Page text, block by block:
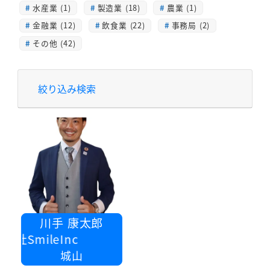
水産業 (1)
製造業 (18)
農業 (1)
金融業 (12)
飲食業 (22)
事務局 (2)
その他 (42)
絞り込み検索
川手 康太郎
社SmileInc
城山